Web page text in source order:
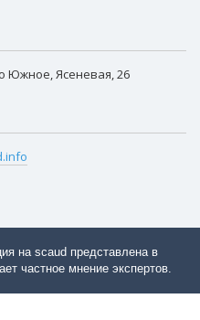
Южное, Ясеневая, 26
на scaud представлена в
частное мнение экспертов.